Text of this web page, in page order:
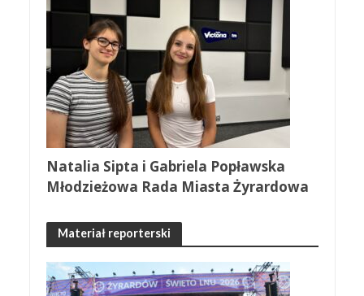
Natalia Sipta i Gabriela Popławska
Młodzieżowa Rada Miasta Żyrardowa
Materiał reporterski